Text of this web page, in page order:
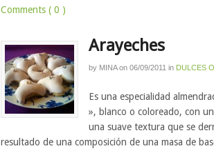
Comments ( 0 )
Arayeches
by MINA on 06/09/2011 in DULCES
Es una especialidad
», blanco o coloreado, con
una suave textura que se
resultado de una composición de una masa de